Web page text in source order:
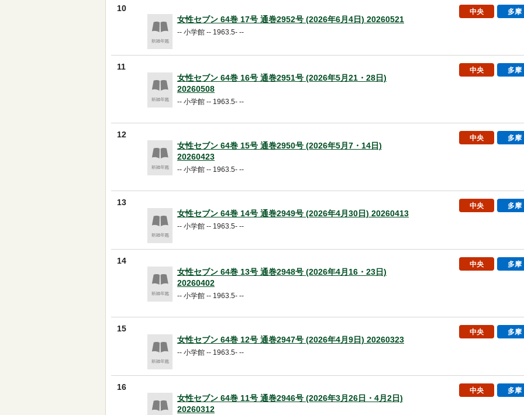
10
女性セブン 64巻 17号 通巻2952号 (2026年6月4日) 20260521
-- 小学館 -- 1963.5- --
中央 多摩
11
女性セブン 64巻 16号 通巻2951号 (2026年5月21・28日)
20260508
-- 小学館 -- 1963.5- --
中央 多摩
12
女性セブン 64巻 15号 通巻2950号 (2026年5月7・14日)
20260423
-- 小学館 -- 1963.5- --
中央 多摩
13
女性セブン 64巻 14号 通巻2949号 (2026年4月30日) 20260413
-- 小学館 -- 1963.5- --
中央 多摩
14
女性セブン 64巻 13号 通巻2948号 (2026年4月16・23日)
20260402
-- 小学館 -- 1963.5- --
中央 多摩
15
女性セブン 64巻 12号 通巻2947号 (2026年4月9日) 20260323
-- 小学館 -- 1963.5- --
中央 多摩
16
女性セブン 64巻 11号 通巻2946号 (2026年3月26日・4月2日)
20260312
中央 多摩